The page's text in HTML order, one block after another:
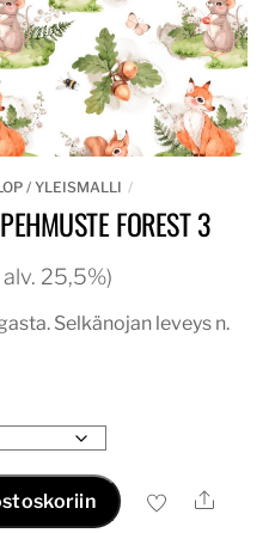
/ YLEISMALLI
FOREST 3
alv. 25,5%)
Selkänojan leveys n.
Ale